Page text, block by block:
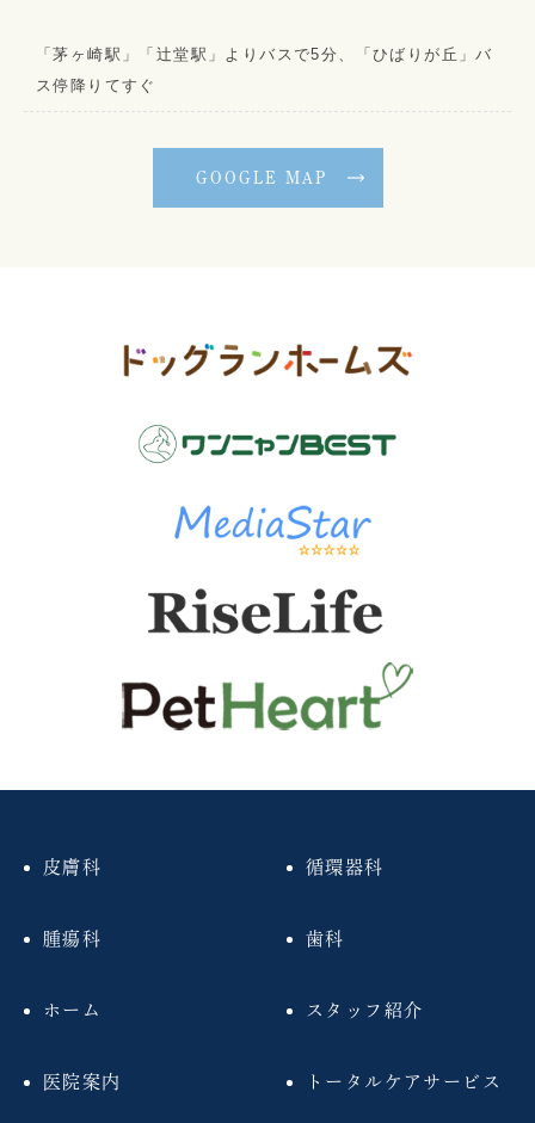
「茅ヶ崎駅」「辻堂駅」よりバスで5分、「ひばりが丘」バ
ス停降りてすぐ
GOOGLE MAP
皮膚科 循環器科
腫瘍科 歯科
ホーム スタッフ紹介
医院案内 トータルケアサービス